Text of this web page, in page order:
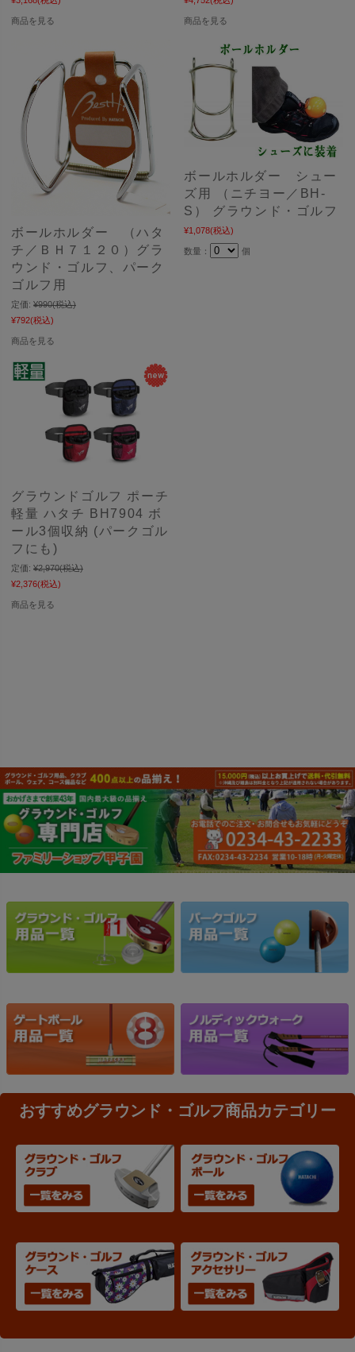
おすすめグラウンド・ゴルフ商品カテゴリー
商品を見る 商品を見る
ボールホルダー （ハタ
チ／ＢＨ７１２０）グラ
ウンド・ゴルフ、パーク
ゴルフ用
定価: ¥990(税込)
¥792(税込)
商品を見る
ボールホルダー シュー
ズ用 （ニチヨー／BH-
S） グラウンド・ゴルフ
¥1,078(税込)
数量： 個
グラウンドゴルフ ポーチ
軽量 ハタチ BH7904 ボ
ール3個収納 (パークゴル
フにも)
定価: ¥2,970(税込)
¥2,376(税込)
商品を見る